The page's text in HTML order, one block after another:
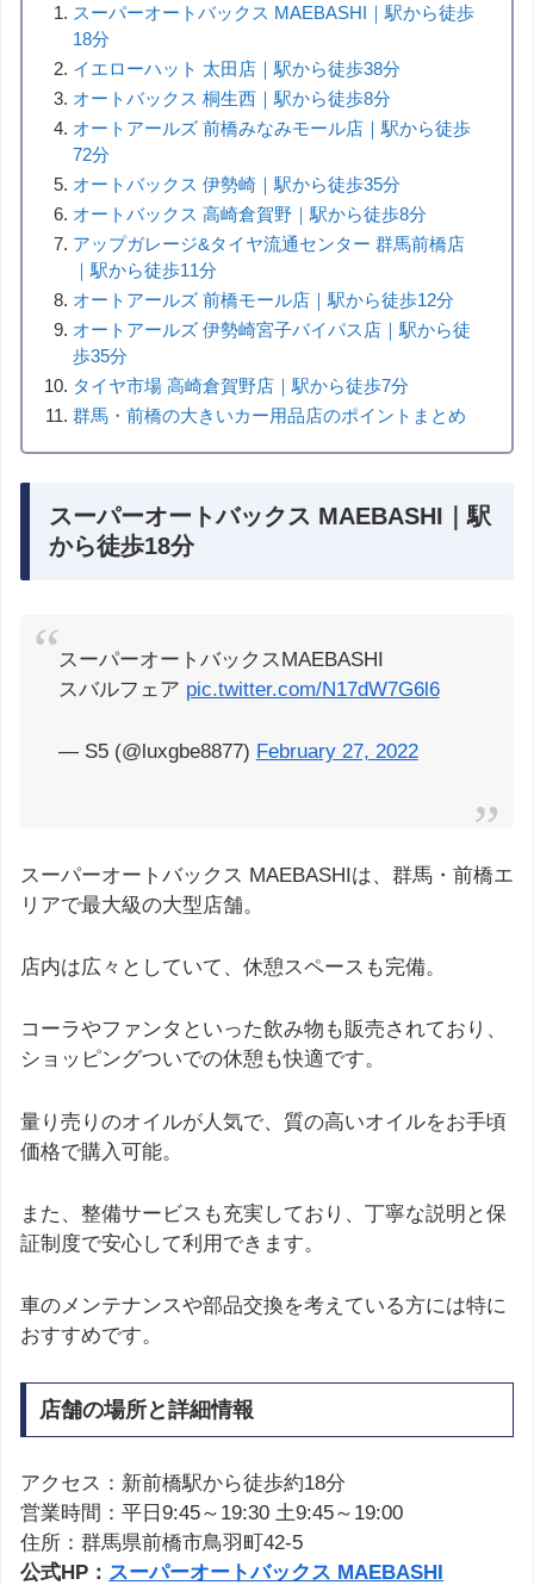
スーパーオートバックス MAEBASHI｜駅から徒歩
18分
イエローハット 太田店｜駅から徒歩38分
オートバックス 桐生西｜駅から徒歩8分
オートアールズ 前橋みなみモール店｜駅から徒歩
72分
オートバックス 伊勢崎｜駅から徒歩35分
オートバックス 高崎倉賀野｜駅から徒歩8分
アップガレージ&タイヤ流通センター 群馬前橋店
｜駅から徒歩11分
オートアールズ 前橋モール店｜駅から徒歩12分
オートアールズ 伊勢崎宮子バイパス店｜駅から徒
歩35分
タイヤ市場 高崎倉賀野店｜駅から徒歩7分
群馬・前橋の大きいカー用品店のポイントまとめ
スーパーオートバックス MAEBASHI｜駅
から徒歩18分
スーパーオートバックスMAEBASHI
スバルフェア pic.twitter.com/N17dW7G6l6
— S5 (@luxgbe8877) February 27, 2022
スーパーオートバックス MAEBASHIは、群馬・前橋エ
リアで最大級の大型店舗。
店内は広々としていて、休憩スペースも完備。
コーラやファンタといった飲み物も販売されており、
ショッピングついでの休憩も快適です。
量り売りのオイルが人気で、質の高いオイルをお手頃
価格で購入可能。
また、整備サービスも充実しており、丁寧な説明と保
証制度で安心して利用できます。
車のメンテナンスや部品交換を考えている方には特に
おすすめです。
店舗の場所と詳細情報
アクセス：新前橋駅から徒歩約18分
営業時間：平日9:45～19:30 土9:45～19:00
住所：群馬県前橋市鳥羽町42-5
公式HP： スーパーオートバックス MAEBASHI